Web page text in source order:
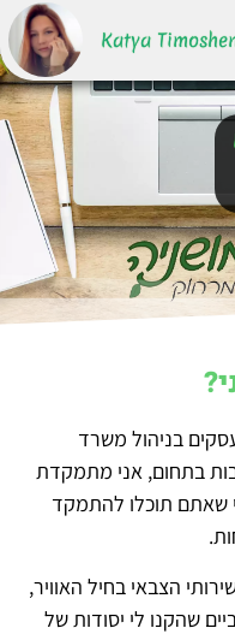
Katya
לבעלי עסקים בניהול משרד
בתחום, אני מתמקדת
שאתם תוכלו להתמקד
הצבאי בחיל האוויר,
שהקנו לי יסודות של